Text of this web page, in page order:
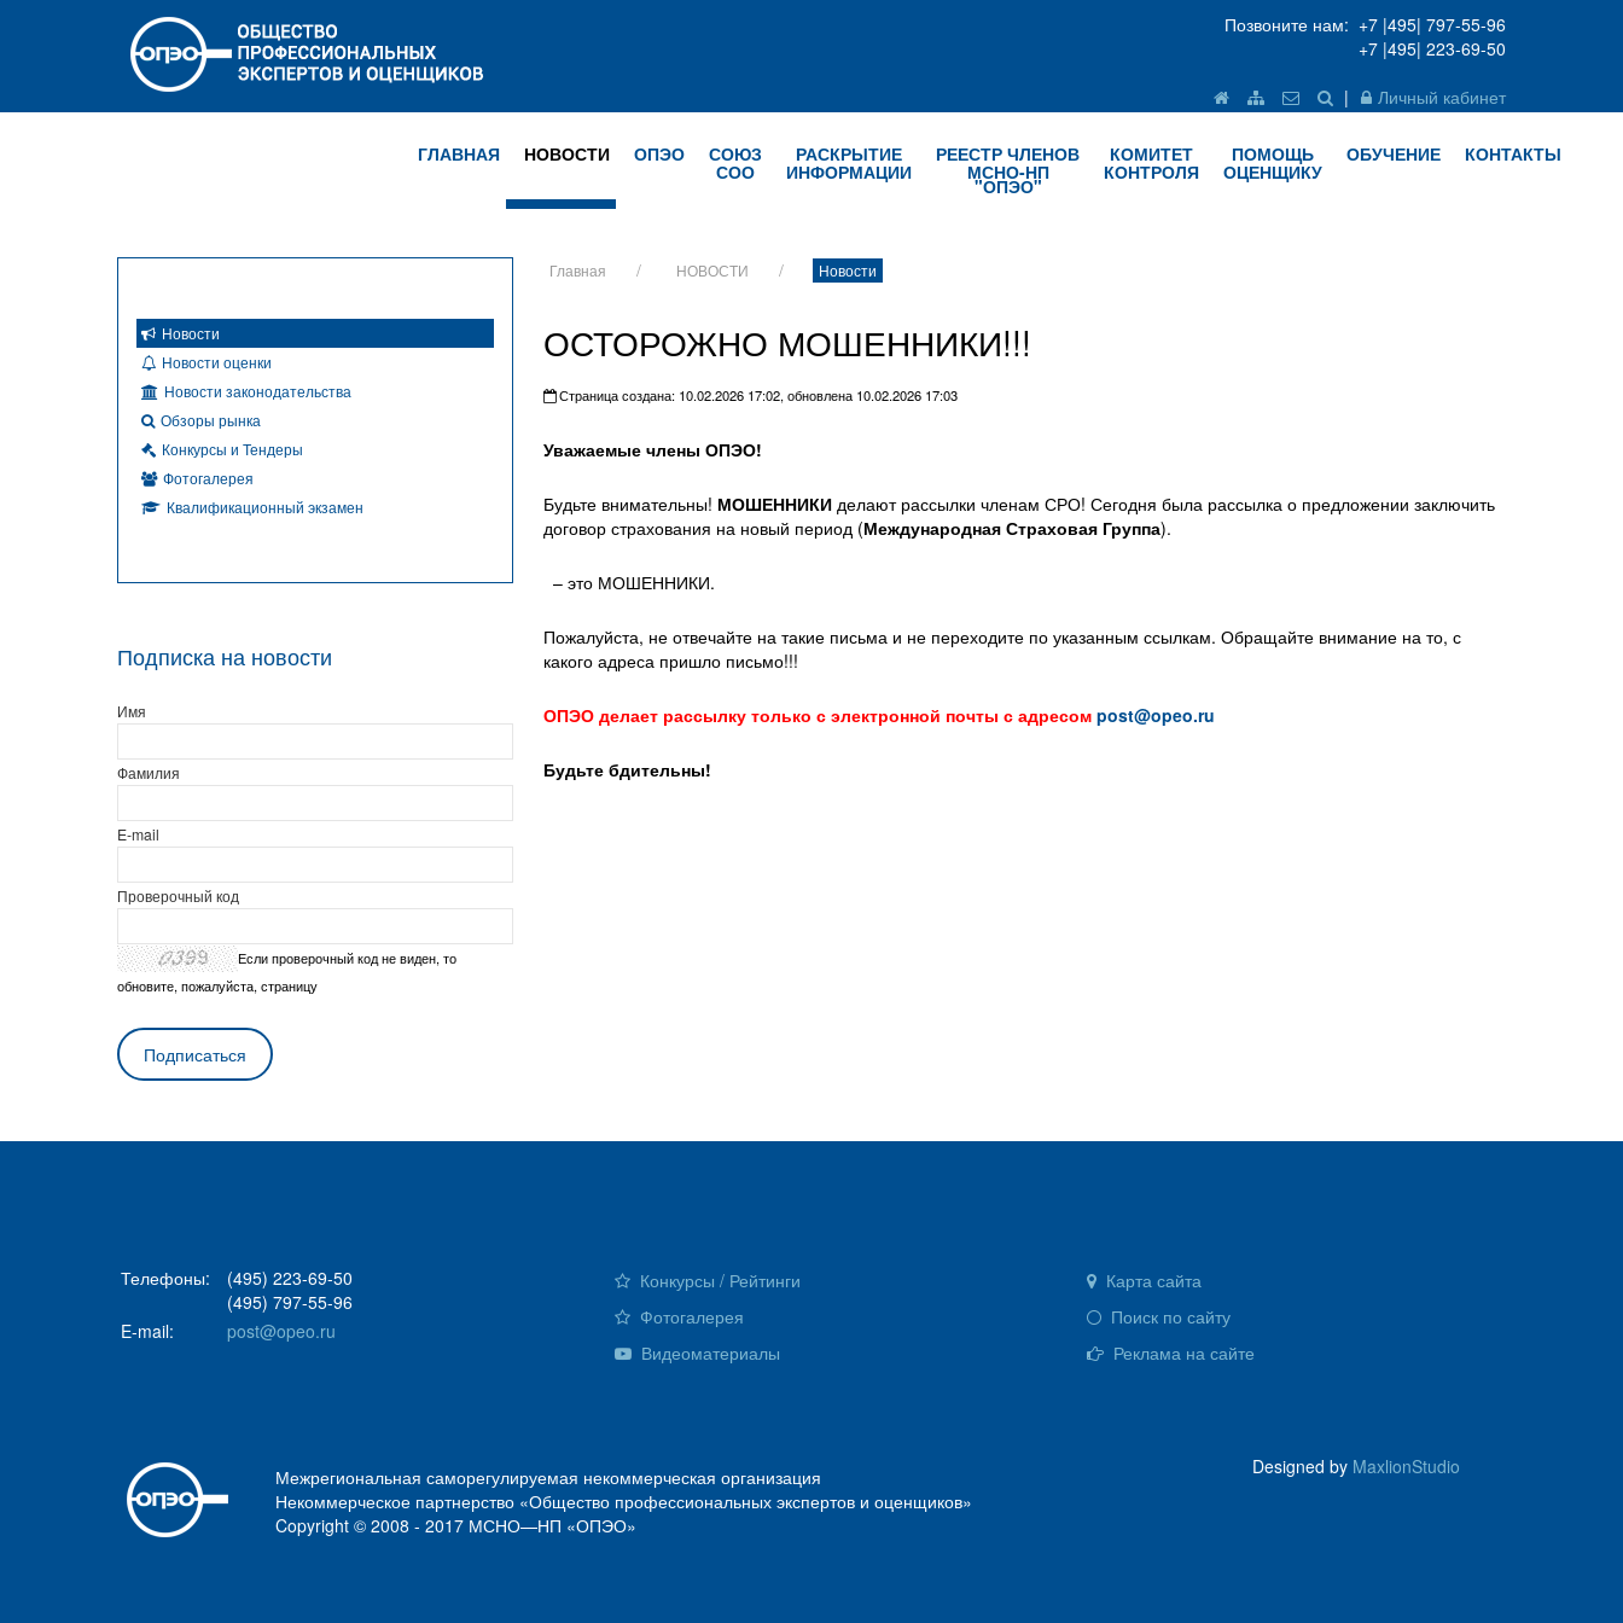
Позвоните нам: +7 |495| 797-55-96
+7 |495| 223-69-50
|
Личный кабинет
ГЛАВНАЯ НОВОСТИ ОПЭО СОЮЗ
СОО
РАСКРЫТИЕ
ИНФОРМАЦИИ
РЕЕСТР ЧЛЕНОВ
МСНО-НП
"ОПЭО"
КОМИТЕТ
КОНТРОЛЯ
ПОМОЩЬ
ОЦЕНЩИКУ
ОБУЧЕНИЕ КОНТАКТЫ
Главная НОВОСТИ Новости
ОСТОРОЖНО МОШЕННИКИ!!!
Страница создана: 10.02.2026 17:02, обновлена 10.02.2026 17:03
Уважаемые члены ОПЭО!
Будьте внимательны! МОШЕННИКИ делают рассылки членам СРО! Сегодня была рассылка о предложении заключить
договор страхования на новый период (Международная Страховая Группа).
– это МОШЕННИКИ.
Пожалуйста, не отвечайте на такие письма и не переходите по указанным ссылкам. Обращайте внимание на то, с
какого адреса пришло письмо!!!
ОПЭО делает рассылку только с электронной почты с адресом post@opeo.ru
Будьте бдительны!
Новости
Новости оценки
Новости законодательства
Обзоры рынка
Конкурсы и Тендеры
Фотогалерея
Квалификационный экзамен
Подписка на новости
Имя
Фамилия
E-mail
Проверочный код
Если проверочный код не виден, то
обновите, пожалуйста, страницу
Телефоны:
(495) 223-69-50
(495) 797-55-96
E-mail:
post@opeo.ru
Конкурсы / Рейтинги
Фотогалерея
Видеоматериалы
Карта сайта
Поиск по сайту
Реклама на сайте
Межрегиональная саморегулируемая некоммерческая организация
Некоммерческое партнерство «Общество профессиональных экспертов и оценщиков»
Copyright © 2008 - 2017 МСНО—НП «ОПЭО»
Designed by MaxlionStudio